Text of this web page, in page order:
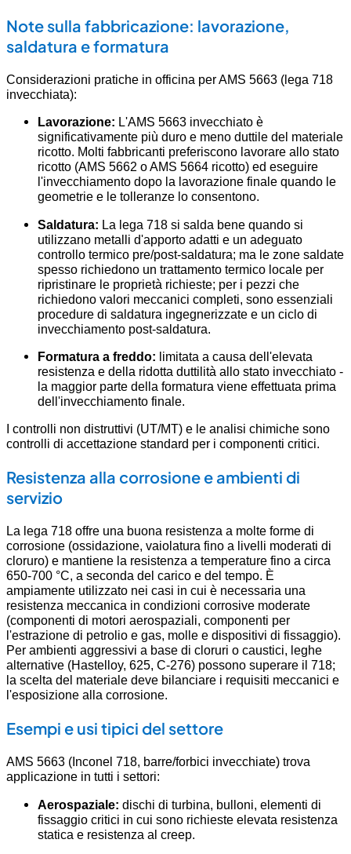
Note sulla fabbricazione: lavorazione,
saldatura e formatura
Considerazioni pratiche in officina per AMS 5663 (lega 718
invecchiata):
Lavorazione: L'AMS 5663 invecchiato è
significativamente più duro e meno duttile del materiale
ricotto. Molti fabbricanti preferiscono lavorare allo stato
ricotto (AMS 5662 o AMS 5664 ricotto) ed eseguire
l'invecchiamento dopo la lavorazione finale quando le
geometrie e le tolleranze lo consentono.
Saldatura: La lega 718 si salda bene quando si
utilizzano metalli d'apporto adatti e un adeguato
controllo termico pre/post-saldatura; ma le zone saldate
spesso richiedono un trattamento termico locale per
ripristinare le proprietà richieste; per i pezzi che
richiedono valori meccanici completi, sono essenziali
procedure di saldatura ingegnerizzate e un ciclo di
invecchiamento post-saldatura.
Formatura a freddo: limitata a causa dell'elevata
resistenza e della ridotta duttilità allo stato invecchiato -
la maggior parte della formatura viene effettuata prima
dell'invecchiamento finale.
I controlli non distruttivi (UT/MT) e le analisi chimiche sono
controlli di accettazione standard per i componenti critici.
Resistenza alla corrosione e ambienti di
servizio
La lega 718 offre una buona resistenza a molte forme di
corrosione (ossidazione, vaiolatura fino a livelli moderati di
cloruro) e mantiene la resistenza a temperature fino a circa
650-700 °C, a seconda del carico e del tempo. È
ampiamente utilizzato nei casi in cui è necessaria una
resistenza meccanica in condizioni corrosive moderate
(componenti di motori aerospaziali, componenti per
l'estrazione di petrolio e gas, molle e dispositivi di fissaggio).
Per ambienti aggressivi a base di cloruri o caustici, leghe
alternative (Hastelloy, 625, C-276) possono superare il 718;
la scelta del materiale deve bilanciare i requisiti meccanici e
l'esposizione alla corrosione.
Esempi e usi tipici del settore
AMS 5663 (Inconel 718, barre/forbici invecchiate) trova
applicazione in tutti i settori:
Aerospaziale: dischi di turbina, bulloni, elementi di
fissaggio critici in cui sono richieste elevata resistenza
statica e resistenza al creep.